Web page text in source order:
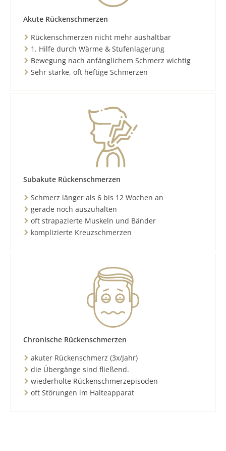
Akute Rückenschmerzen
Rückenschmerzen nicht mehr aushaltbar
1. Hilfe durch Wärme & Stufenlagerung
Bewegung nach anfänglichem Schmerz wichtig
Sehr starke, oft heftige Schmerzen
Subakute Rückenschmerzen
Schmerz länger als 6 bis 12 Wochen an
gerade noch auszuhalten
oft strapazierte Muskeln und Bänder
komplizierte Kreuzschmerzen
Chronische Rückenschmerzen
akuter Rückenschmerz (3x/Jahr)
die Übergänge sind fließend.
wiederholte Rückenschmerzepisoden
oft Störungen im Halteapparat